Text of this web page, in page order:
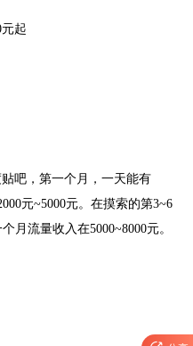
起
吧，第一个月，一天能有
元~5000元。在摸索的第3~6
月流量收入在5000~8000元。